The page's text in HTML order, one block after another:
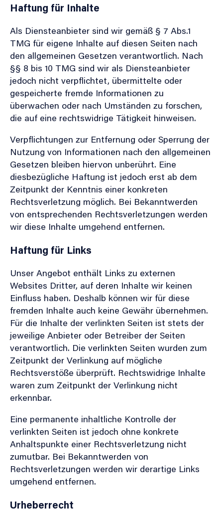
Haftung für Inhalte
Als Diensteanbieter sind wir gemäß § 7 Abs.1
TMG für eigene Inhalte auf diesen Seiten nach
den allgemeinen Gesetzen verantwortlich. Nach
§§ 8 bis 10 TMG sind wir als Diensteanbieter
jedoch nicht verpflichtet, übermittelte oder
gespeicherte fremde Informationen zu
überwachen oder nach Umständen zu forschen,
die auf eine rechtswidrige Tätigkeit hinweisen.
Verpflichtungen zur Entfernung oder Sperrung der
Nutzung von Informationen nach den allgemeinen
Gesetzen bleiben hiervon unberührt. Eine
diesbezügliche Haftung ist jedoch erst ab dem
Zeitpunkt der Kenntnis einer konkreten
Rechtsverletzung möglich. Bei Bekanntwerden
von entsprechenden Rechtsverletzungen werden
wir diese Inhalte umgehend entfernen.
Haftung für Links
Unser Angebot enthält Links zu externen
Websites Dritter, auf deren Inhalte wir keinen
Einfluss haben. Deshalb können wir für diese
fremden Inhalte auch keine Gewähr übernehmen.
Für die Inhalte der verlinkten Seiten ist stets der
jeweilige Anbieter oder Betreiber der Seiten
verantwortlich. Die verlinkten Seiten wurden zum
Zeitpunkt der Verlinkung auf mögliche
Rechtsverstöße überprüft. Rechtswidrige Inhalte
waren zum Zeitpunkt der Verlinkung nicht
erkennbar.
Eine permanente inhaltliche Kontrolle der
verlinkten Seiten ist jedoch ohne konkrete
Anhaltspunkte einer Rechtsverletzung nicht
zumutbar. Bei Bekanntwerden von
Rechtsverletzungen werden wir derartige Links
umgehend entfernen.
Urheberrecht